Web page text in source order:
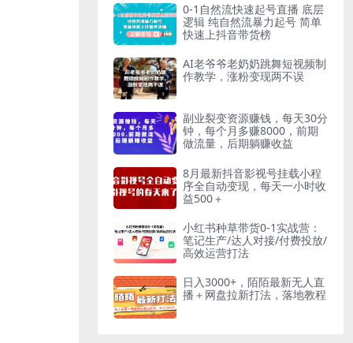
0-1自然流快速起号直播 底层
逻辑 纯自然流暴力起号 简单
快速上抖音带货榜
AI老爷爷老奶奶跳舞短视频制
作教学，涨粉变现两不误
副业裂变资源赚钱，每天30分
钟，每个月多赚8000，前期
做流量，后期躺赚收益
8月最新抖音影视号挂载小程
序全自动变现，每天一小时收
益500＋
小红书种草带货0-1实战营：
笔记生产/达人对接/付费投放/
高效运营打法
日入3000+，陌陌最新无人直
播＋网盘拉新打法，落地教程